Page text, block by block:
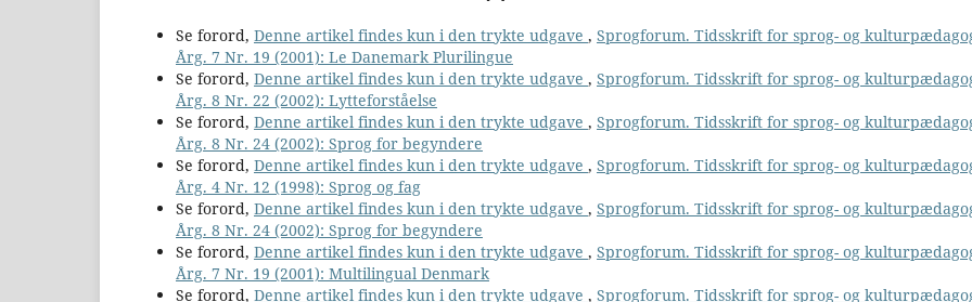
Se forord, Denne artikel findes kun i den trykte udgave , Sprogforum. Tidsskrift for sprog- og
Årg. 7 Nr. 19 (2001): Le Danemark Plurilingue
Se forord, Denne artikel findes kun i den trykte udgave , Sprogforum. Tidsskrift for sprog- og
Årg. 8 Nr. 22 (2002): Lytteforståelse
Se forord, Denne artikel findes kun i den trykte udgave , Sprogforum. Tidsskrift for sprog- og
Årg. 8 Nr. 24 (2002): Sprog for begyndere
Se forord, Denne artikel findes kun i den trykte udgave , Sprogforum. Tidsskrift for sprog- og
Årg. 4 Nr. 12 (1998): Sprog og fag
Se forord, Denne artikel findes kun i den trykte udgave , Sprogforum. Tidsskrift for sprog- og
Årg. 8 Nr. 24 (2002): Sprog for begyndere
Se forord, Denne artikel findes kun i den trykte udgave , Sprogforum. Tidsskrift for sprog- og
Årg. 7 Nr. 19 (2001): Multilingual Denmark
Se forord, Denne artikel findes kun i den trykte udgave , Sprogforum. Tidsskrift for sprog- og